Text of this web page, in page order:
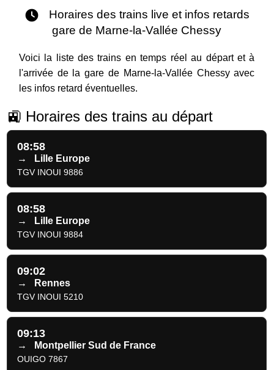
Horaires des trains live et infos retards
gare de Marne-la-Vallée Chessy
Voici la liste des trains en temps réel au départ et à
l'arrivée de la gare de Marne-la-Vallée Chessy avec
les infos retard éventuelles.
🚉 Horaires des trains au départ
08:58
→ Lille Europe
TGV INOUI 9886
08:58
→ Lille Europe
TGV INOUI 9884
09:02
→ Rennes
TGV INOUI 5210
09:13
→ Montpellier Sud de France
OUIGO 7867